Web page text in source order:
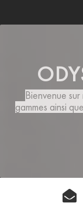
Bienvenue
gammes ainsi que